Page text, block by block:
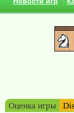
Оценка игры